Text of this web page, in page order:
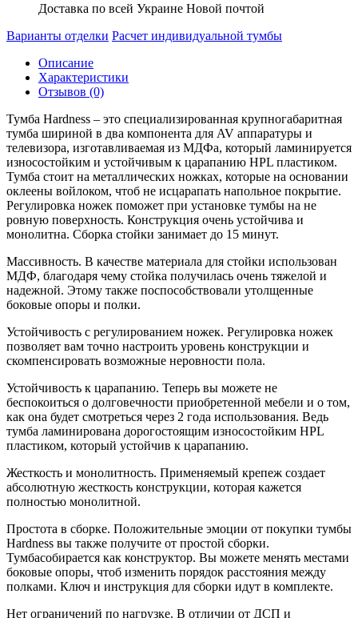
Доставка по всей Украине Новой почтой
Варианты отделки Расчет индивидуальной тумбы
Описание
Характеристики
Отзывов (0)
Тумба Hardness – это специализированная крупногабаритная
тумба шириной в два компонента для AV аппаратуры и
телевизора, изготавливаемая из МДФа, который ламинируется
износостойким и устойчивым к царапанию HPL пластиком.
Тумба стоит на металлических ножках, которые на основании
оклеены войлоком, чтоб не исцарапать напольное покрытие.
Регулировка ножек поможет при установке тумбы на не
ровную поверхность. Конструкция очень устойчива и
монолитна. Сборка стойки занимает до 15 минут.
Массивность. В качестве материала для стойки использован
МДФ, благодаря чему стойка получилась очень тяжелой и
надежной. Этому также поспособствовали утолщенные
боковые опоры и полки.
Устойчивость с регулированием ножек. Регулировка ножек
позволяет вам точно настроить уровень конструкции и
скомпенсировать возможные неровности пола.
Устойчивость к царапанию. Теперь вы можете не
беспокоиться о долговечности приобретенной мебели и о том,
как она будет смотреться через 2 года использования. Ведь
тумба ламинирована дорогостоящим износостойким HPL
пластиком, который устойчив к царапанию.
Жесткость и монолитность. Применяемый крепеж создает
абсолютную жесткость конструкции, которая кажется
полностью монолитной.
Простота в сборке. Положительные эмоции от покупки тумбы
Hardness вы также получите от простой сборки.
Тумбасобирается как конструктор. Вы можете менять местами
боковые опоры, чтоб изменить порядок расстояния между
полками. Ключ и инструкция для сборки идут в комплекте.
Нет ограничений по нагрузке. В отличии от ДСП и